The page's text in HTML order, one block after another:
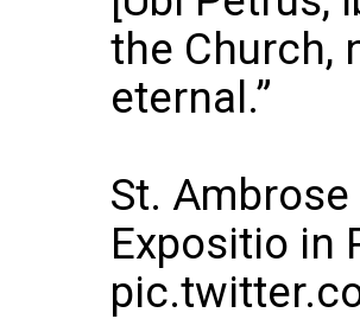
the Church,
eternal.”
St.
Expositio in